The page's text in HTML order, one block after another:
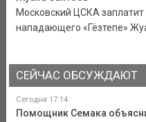
Московский ЦСКА заплатит
нападающего «Гёзтепе»
СЕЙЧАС ОБСУЖДАЮТ
Сегодня 17:14
Помощник Семака